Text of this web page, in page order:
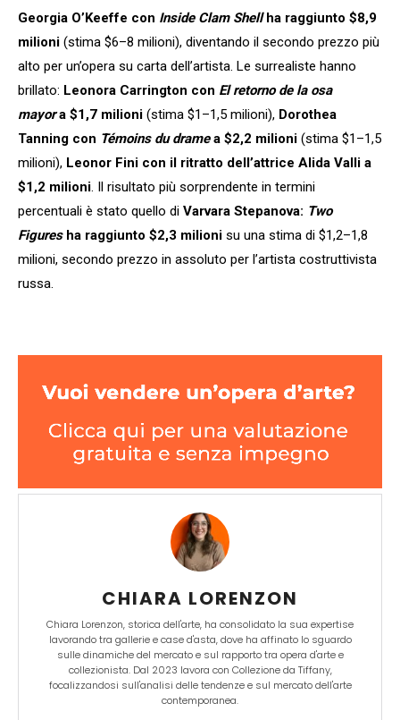
Georgia O’Keeffe con Inside Clam Shellha raggiunto $8,9
milioni (stima $6–8 milioni), diventando il secondo prezzo più
alto per un’opera su carta dell’artista. Le surrealiste hanno
brillato: Leonora Carrington con El retorno de la osa
mayora $1,7 milioni (stima $1–1,5 milioni), Dorothea
Tanning con Témoins du dramea $2,2 milioni (stima $1–1,5
milioni), Leonor Fini con il ritratto dell’attrice Alida Valli a
$1,2 milioni. Il risultato più sorprendente in termini
percentuali è stato quello di Varvara Stepanova: Two
Figuresha raggiunto $2,3 milioni su una stima di $1,2–1,8
milioni, secondo prezzo in assoluto per l’artista costruttivista
russa.
CHIARA LORENZON
Chiara Lorenzon, storica dell'arte, ha consolidato la sua expertise
lavorando tra gallerie e case d'asta, dove ha affinato lo sguardo
sulle dinamiche del mercato e sul rapporto tra opera d'arte e
collezionista. Dal 2023 lavora con Collezione da Tiffany,
focalizzandosi sull'analisi delle tendenze e sul mercato dell'arte
contemporanea.